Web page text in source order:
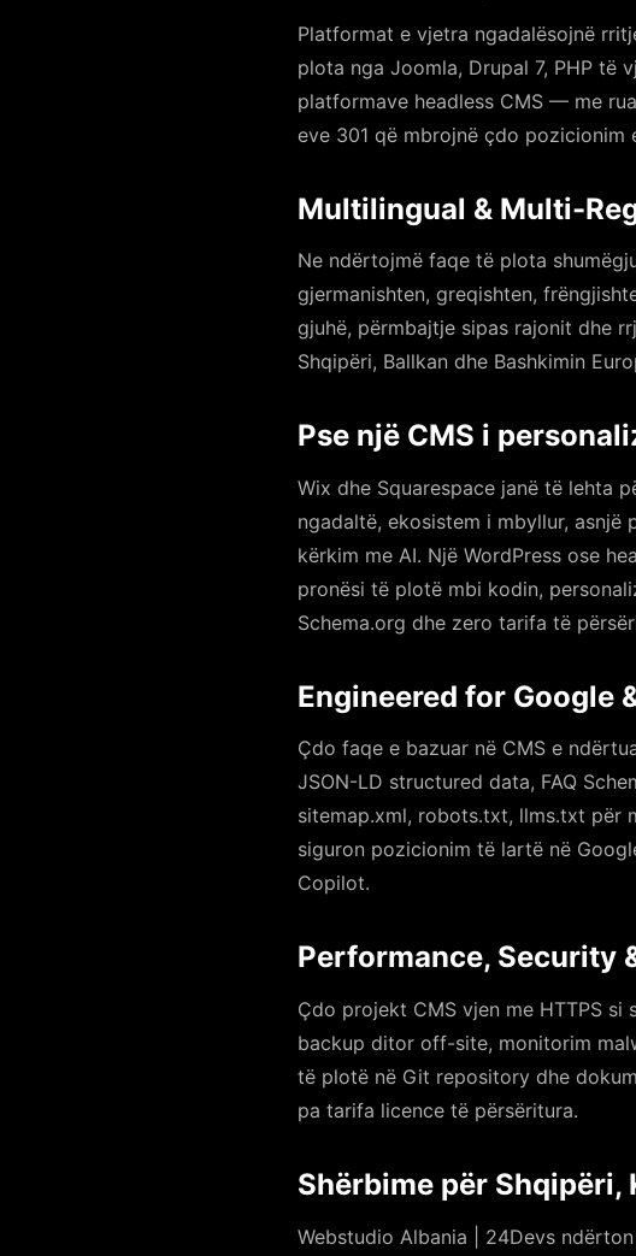
Platformat e vjetra ngadalësojnë
plota nga Joomla, Drupal 7, PHP të
platformave headless CMS — me
eve 301 që mbrojnë çdo pozicionim
Multilingual & Multi-
Ne ndërtojmë faqe të plota
gjermanishten, greqishten,
gjuhë, përmbajtje sipas rajonit dhe
Shqipëri, Ballkan dhe Bashkimin
Pse një CMS i
Wix dhe Squarespace janë të lehta
ngadaltë, ekosistem i mbyllur, asnjë
kërkim me AI. Një WordPress ose
pronësi të plotë mbi kodin,
Schema.org dhe zero tarifa të
Engineered for Google
Çdo faqe e bazuar në CMS e
JSON-LD structured data, FAQ
sitemap.xml, robots.txt, llms.txt për
siguron pozicionim të lartë në
Copilot.
Performance, Security
Çdo projekt CMS vjen me HTTPS
backup ditor off-site, monitorim
të plotë në Git repository dhe
pa tarifa licence të përsëritura.
Shërbime për Shqipëri,
Webstudio Albania | 24Devs